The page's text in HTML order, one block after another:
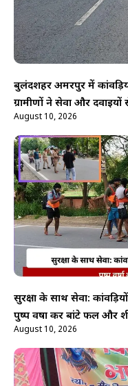
बुलंदशहर अमरपुर में
ग्रामीणों ने सेवा और दवाइयों
August 10, 2026
सुरक्षा के साथ सेवा:
पुष्प वर्षा कर बांटे फल और
August 10, 2026